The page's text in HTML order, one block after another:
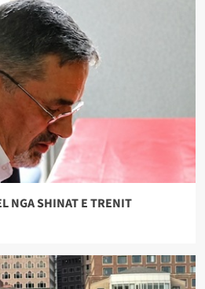
NGA SHINAT E TRENIT